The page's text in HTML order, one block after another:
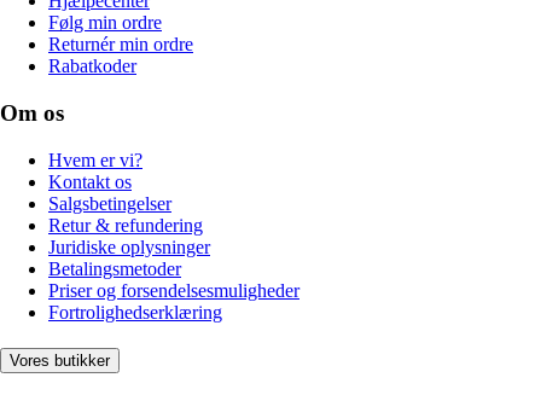
Følg min ordre
Returnér min ordre
Rabatkoder
Om os
Hvem er vi?
Kontakt os
Salgsbetingelser
Retur & refundering
Juridiske oplysninger
Betalingsmetoder
Priser og forsendelsesmuligheder
Fortrolighedserklæring
Vores butikker